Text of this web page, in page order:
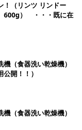
！（リンツ リンドー
） ・・・既に在
（食器洗い乾燥機）
開！！）
（食器洗い乾燥機）